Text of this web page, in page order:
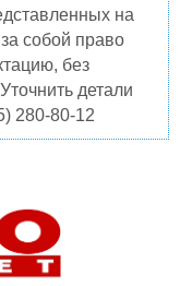
на
собой право
без
детали
280-80-12